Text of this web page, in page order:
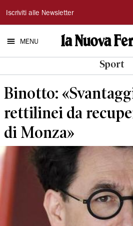
La
Nuova
Ferrara
Iscriviti alle Newsletter
MENU
Sport
Binotto:
rettilinei da
di Monza»